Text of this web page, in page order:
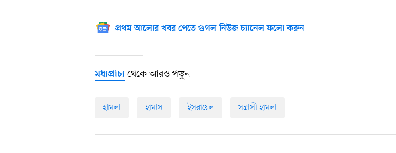
প্রথম আলোর খবর পেতে গুগল নিউজ চ্যানেল ফলো করুন
মধ্যপ্রাচ্য থেকে আরও পড়ুন
হামলা হামাস ইসরায়েল সন্ত্রাসী হামলা